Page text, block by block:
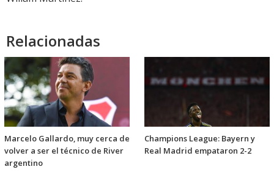
Relacionadas
Marcelo Gallardo, muy cerca de
volver a ser el técnico de River
argentino
Champions League: Bayern y
Real Madrid empataron 2-2